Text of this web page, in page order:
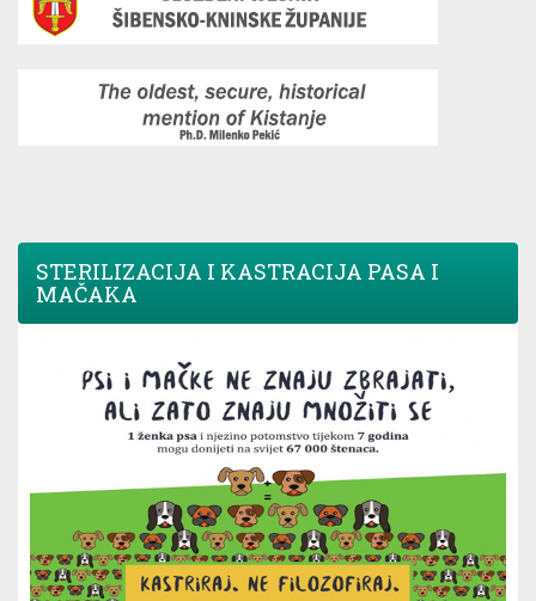
STERILIZACIJA I KASTRACIJA PASA I
MAČAKA